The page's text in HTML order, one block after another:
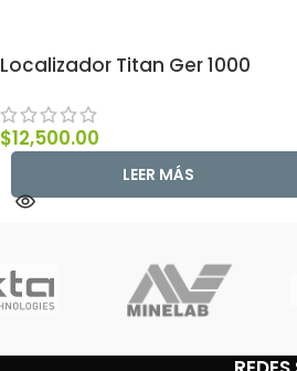
Localizador Titan Ger 1000
$12,500.00
LEER MÁS